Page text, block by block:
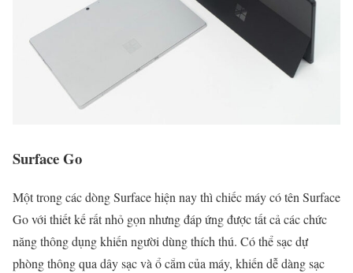
Surface Go
Một trong các dòng Surface hiện nay thì chiếc máy có tên Surface
Go với thiết kế rất nhỏ gọn nhưng đáp ứng được tất cả các chức
năng thông dụng khiến người dùng thích thú. Có thể sạc dự
phòng thông qua dây sạc và ổ cắm của máy, khiến dễ dàng sạc